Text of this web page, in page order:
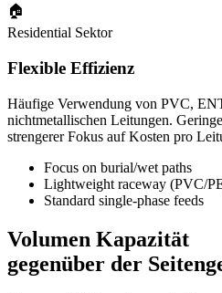
🏠
Residential Sektor
Flexible Effizienz
Häufige Verwendung von PVC,
nichtmetallischen Leitungen.
strengerer Fokus auf Kosten pro
Focus on burial/wet paths
Lightweight raceway (PVC/
Standard single-phase feeds
Volumen Kapazität
gegenüber der